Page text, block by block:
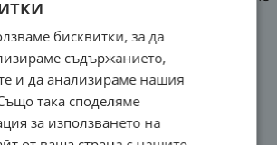
магнит > Система за
> Регулиране на
настройка на вятъра >
- (- 40c - 80c)
бисквитки, за да
съдържанието,
и да анализираме нашия
така споделяме
за използването на